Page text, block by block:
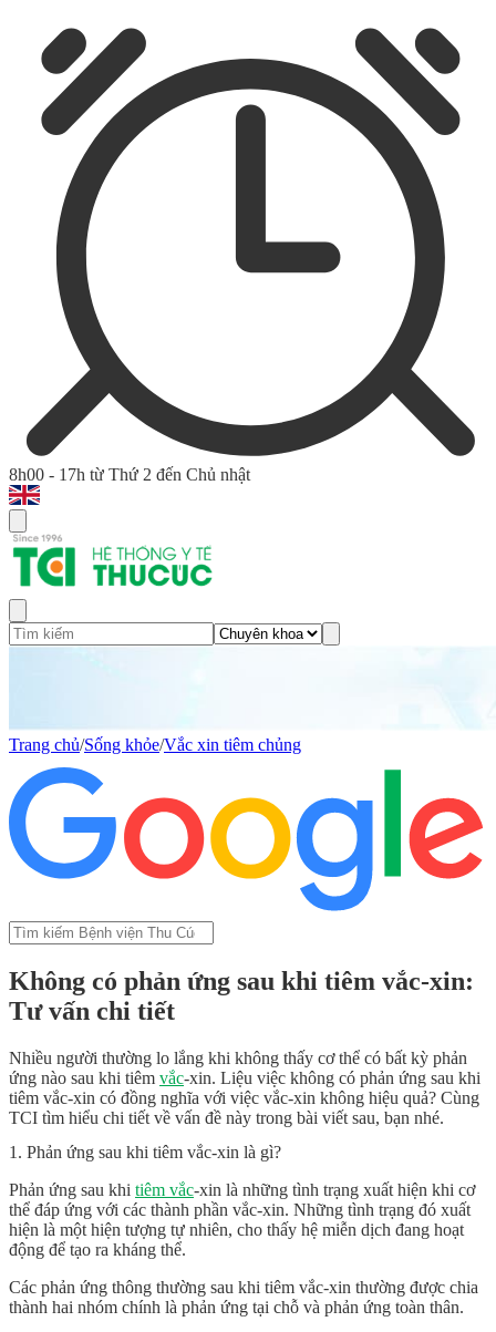
8h00 - 17h từ Thứ 2 đến Chủ nhật
Trang chủ/Sống khỏe/Vắc xin tiêm chủng
Không có phản ứng sau khi tiêm vắc-xin:
Tư vấn chi tiết
Nhiều người thường lo lắng khi không thấy cơ thể có bất kỳ phản
ứng nào sau khi tiêm vắc-xin. Liệu việc không có phản ứng sau khi
tiêm vắc-xin có đồng nghĩa với việc vắc-xin không hiệu quả? Cùng
TCI tìm hiểu chi tiết về vấn đề này trong bài viết sau, bạn nhé.
1. Phản ứng sau khi tiêm vắc-xin là gì?
Phản ứng sau khi tiêm vắc-xin là những tình trạng xuất hiện khi cơ
thể đáp ứng với các thành phần vắc-xin. Những tình trạng đó xuất
hiện là một hiện tượng tự nhiên, cho thấy hệ miễn dịch đang hoạt
động để tạo ra kháng thể.
Các phản ứng thông thường sau khi tiêm vắc-xin thường được chia
thành hai nhóm chính là phản ứng tại chỗ và phản ứng toàn thân.